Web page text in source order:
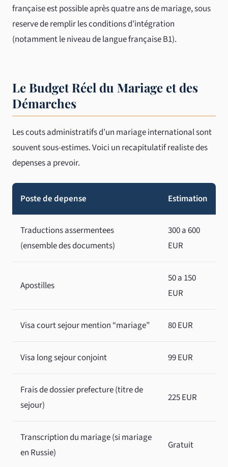
française est possible après quatre ans de mariage, sous
reserve de remplir les conditions d’intégration
(notamment le niveau de langue française B1).
Le Budget Réel du Mariage et des
Démarches
Les couts administratifs d’un mariage international sont
souvent sous-estimes. Voici un recapitulatif realiste des
depenses a prevoir.
Poste de depense Estimation
Traductions assermentees
(ensemble des documents)
300 a 600
EUR
Apostilles
50 a 150
EUR
Visa court sejour mention “mariage” 80 EUR
Visa long sejour conjoint 99 EUR
Frais de dossier prefecture (titre de
sejour)
225 EUR
Transcription du mariage (si mariage
en Russie)
Gratuit